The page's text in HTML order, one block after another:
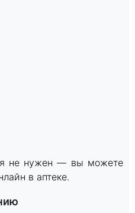
не нужен — вы можете
в аптеке.